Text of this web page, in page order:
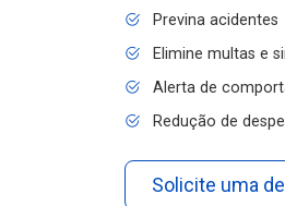
Previna acidentes
Elimine multas e
Alerta de
Redução de
Solicite uma